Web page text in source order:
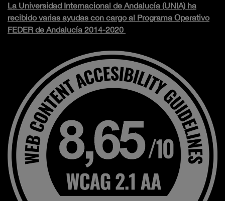
La Universidad Internacional de Andalucía (UNIA) ha
recibido varias ayudas con cargo al Programa Operativo
FEDER de Andalucía 2014-2020